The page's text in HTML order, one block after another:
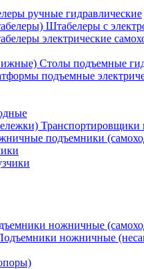
ручные гидравлические
Штабелеры с
электрические
Столы подъемные
подъемные
Транспортировщики
подъемники
ножничные
ножничные